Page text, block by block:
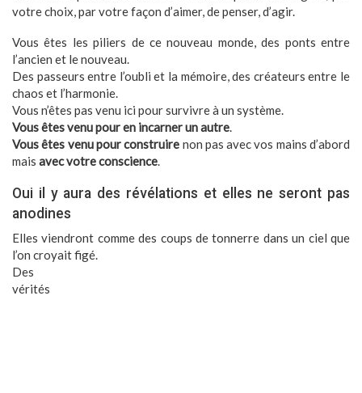
votre choix, par votre façon d’aimer, de penser, d’agir.
Vous êtes les piliers de ce nouveau monde, des ponts entre
l’ancien et le nouveau.
Des passeurs entre l’oubli et la mémoire, des créateurs entre le
chaos et l’harmonie.
Vous n’êtes pas venu ici pour survivre à un système.
Vous êtes venu pour en incarner un autre.
Vous êtes venu pour construire non pas avec vos mains d’abord
mais avec votre conscience.
Oui il y aura des révélations et elles ne seront pas
anodines
Elles viendront comme des coups de tonnerre dans un ciel que
l’on croyait figé.
Des
vérités